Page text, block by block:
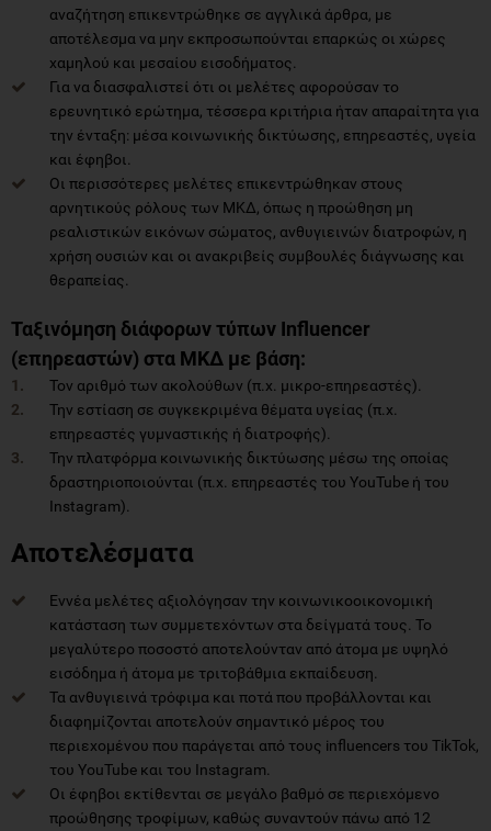
αναζήτηση επικεντρώθηκε σε αγγλικά άρθρα, με
αποτέλεσμα να μην εκπροσωπούνται επαρκώς οι χώρες
χαμηλού και μεσαίου εισοδήματος.
Για να διασφαλιστεί ότι οι μελέτες αφορούσαν το
ερευνητικό ερώτημα, τέσσερα κριτήρια ήταν απαραίτητα για
την ένταξη: μέσα κοινωνικής δικτύωσης, επηρεαστές, υγεία
και έφηβοι.
Οι περισσότερες μελέτες επικεντρώθηκαν στους
αρνητικούς ρόλους των ΜΚΔ, όπως η προώθηση μη
ρεαλιστικών εικόνων σώματος, ανθυγιεινών διατροφών, η
χρήση ουσιών και οι ανακριβείς συμβουλές διάγνωσης και
θεραπείας.
Ταξινόμηση διάφορων τύπων Influencer
(επηρεαστών) στα ΜΚΔ με βάση:
Τον αριθμό των ακολούθων (π.χ. μικρο-επηρεαστές).
Την εστίαση σε συγκεκριμένα θέματα υγείας (π.χ.
επηρεαστές γυμναστικής ή διατροφής).
Την πλατφόρμα κοινωνικής δικτύωσης μέσω της οποίας
δραστηριοποιούνται (π.χ. επηρεαστές του YouTube ή του
Instagram).
Αποτελέσματα
Εννέα μελέτες αξιολόγησαν την κοινωνικοοικονομική
κατάσταση των συμμετεχόντων στα δείγματά τους. Το
μεγαλύτερο ποσοστό αποτελούνταν από άτομα με υψηλό
εισόδημα ή άτομα με τριτοβάθμια εκπαίδευση.
Τα ανθυγιεινά τρόφιμα και ποτά που προβάλλονται και
διαφημίζονται αποτελούν σημαντικό μέρος του
περιεχομένου που παράγεται από τους influencers του TikTok,
του YouTube και του Instagram.
Οι έφηβοι εκτίθενται σε μεγάλο βαθμό σε περιεχόμενο
προώθησης τροφίμων, καθώς συναντούν πάνω από 12